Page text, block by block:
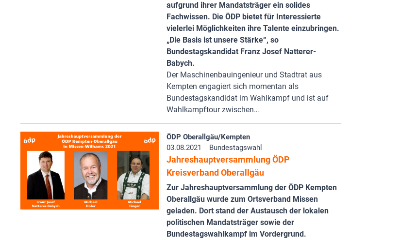
aufgrund ihrer Mandatsträger ein solides
Fachwissen. Die ÖDP bietet für Interessierte
vielerlei Möglichkeiten ihre Talente einzubringen.
„Die Basis ist unsere Stärke“, so
Bundestagskandidat Franz Josef Natterer-
Babych.
Der Maschinenbauingenieur und Stadtrat aus
Kempten engagiert sich momentan als
Bundestagskandidat im Wahlkampf und ist auf
Wahlkampftour zwischen…
ÖDP Oberallgäu/Kempten
03.08.2021
Bundestagswahl
Jahreshauptversammlung ÖDP
Kreisverband Oberallgäu
Zur Jahreshauptversammlung der ÖDP Kempten
Oberallgäu wurde zum Ortsverband Missen
geladen. Dort stand der Austausch der lokalen
politischen Mandatsträger sowie der
Bundestagswahlkampf im Vordergrund.